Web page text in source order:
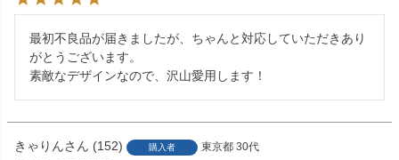
最初不良品が届きましたが、ちゃんと対応していただきあり
がとうございます。
素敵なデザインなので、沢山愛用します！
きゃりん 152 購入者 東京都 30代